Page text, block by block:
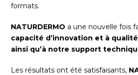
formats.
NATURDERMO a une nouvelle fois
capacité d’innovation et à
ainsi qu’à notre support
Les résultats ont été satisfaisants,